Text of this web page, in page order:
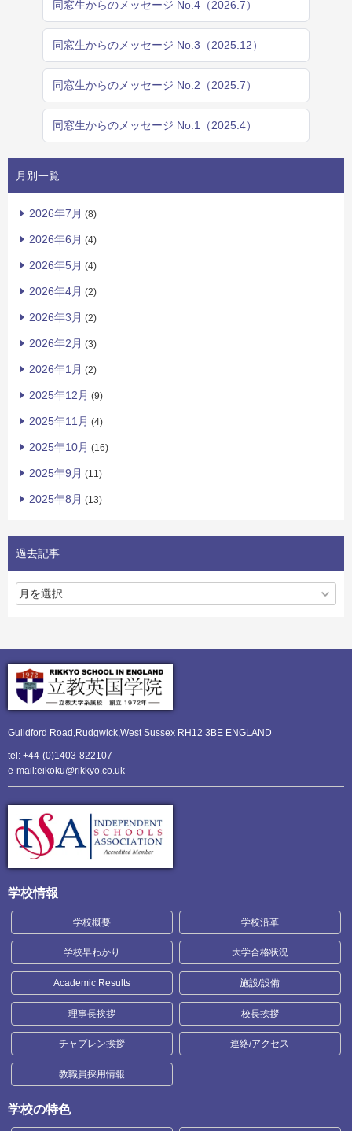
同窓生からのメッセージ No.4（2026.7）
同窓生からのメッセージ No.3（2025.12）
同窓生からのメッセージ No.2（2025.7）
同窓生からのメッセージ No.1（2025.4）
月別一覧
2026年7月 (8)
2026年6月 (4)
2026年5月 (4)
2026年4月 (2)
2026年3月 (2)
2026年2月 (3)
2026年1月 (2)
2025年12月 (9)
2025年11月 (4)
2025年10月 (16)
2025年9月 (11)
2025年8月 (13)
過去記事
Guildford Road,Rudgwick,West Sussex RH12 3BE ENGLAND
tel: +44-(0)1403-822107
e-mail:eikoku@rikkyo.co.uk
学校情報
学校概要 学校沿革
学校早わかり 大学合格状況
Academic Results 施設/設備
理事長挨拶 校長挨拶
チャプレン挨拶 連絡/アクセス
教職員採用情報
学校の特色